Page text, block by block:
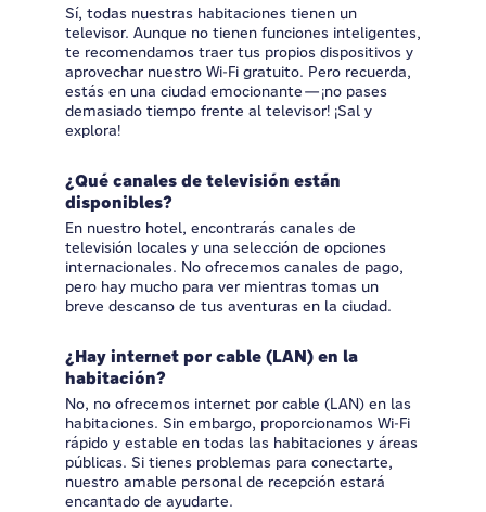
Sí, todas nuestras habitaciones tienen un
televisor. Aunque no tienen funciones inteligentes,
te recomendamos traer tus propios dispositivos y
aprovechar nuestro Wi-Fi gratuito. Pero recuerda,
estás en una ciudad emocionante—¡no pases
demasiado tiempo frente al televisor! ¡Sal y
explora!
¿Qué canales de televisión están
disponibles?
En nuestro hotel, encontrarás canales de
televisión locales y una selección de opciones
internacionales. No ofrecemos canales de pago,
pero hay mucho para ver mientras tomas un
breve descanso de tus aventuras en la ciudad.
¿Hay internet por cable (LAN) en la
habitación?
No, no ofrecemos internet por cable (LAN) en las
habitaciones. Sin embargo, proporcionamos Wi-Fi
rápido y estable en todas las habitaciones y áreas
públicas. Si tienes problemas para conectarte,
nuestro amable personal de recepción estará
encantado de ayudarte.